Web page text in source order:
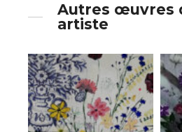
Autres œuvres
artiste